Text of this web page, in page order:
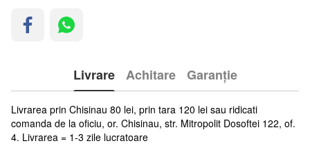
Livrare Achitare Garanție
Livrarea prin Chisinau 80 lei, prin tara 120 lei sau ridicati
comanda de la oficiu, or. Chisinau, str. Mitropolit Dosoftei 122, of.
4. Livrarea = 1-3 zile lucratoare